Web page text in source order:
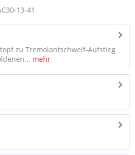
13-41
zu Tremolantschweif-Aufstieg
mehr